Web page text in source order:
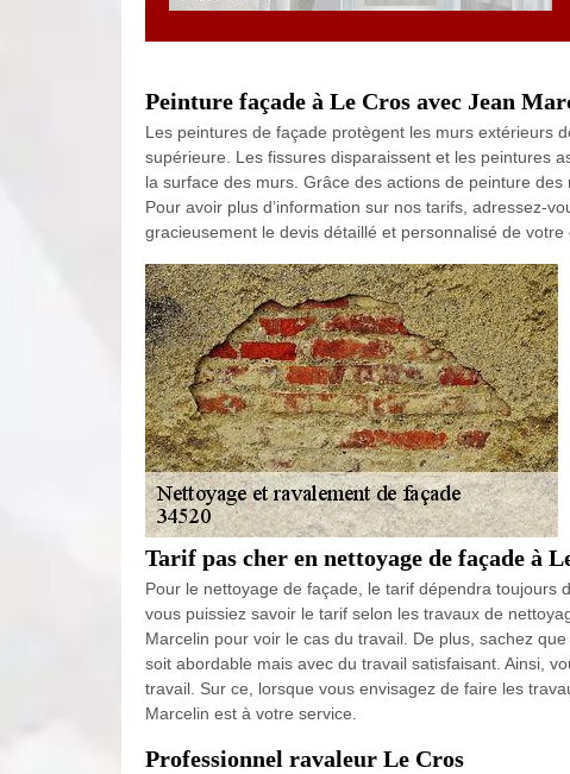
Peinture façade à Le Cros avec Jean
Les peintures de façade protègent les murs extérieurs
supérieure. Les fissures disparaissent et les peintures
la surface des murs. Grâce des actions de peinture
Pour avoir plus d’information sur nos tarifs, adressez-
gracieusement le devis détaillé et personnalisé de
Tarif pas cher en nettoyage de façade à
Pour le nettoyage de façade, le tarif dépendra toujours
vous puissiez savoir le tarif selon les travaux de
Marcelin pour voir le cas du travail. De plus, sachez
soit abordable mais avec du travail satisfaisant. Ainsi,
travail. Sur ce, lorsque vous envisagez de faire les
Marcelin est à votre service.
Professionnel ravaleur Le Cros